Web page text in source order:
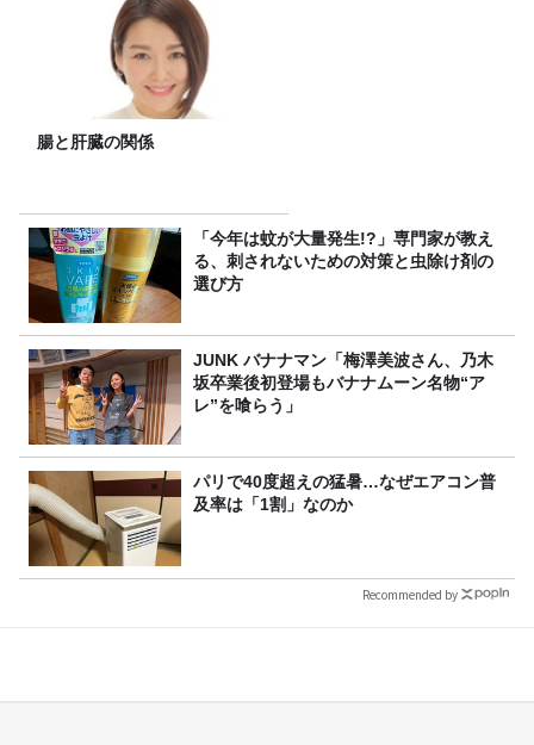
腸と肝臓の関係
「今年は蚊が大量発生!?」専門家が教え
る、刺されないための対策と虫除け剤の
選び方
JUNK バナナマン「梅澤美波さん、乃木
坂卒業後初登場もバナナムーン名物“ア
レ”を喰らう」
パリで40度超えの猛暑…なぜエアコン普
及率は「1割」なのか
Recommended by